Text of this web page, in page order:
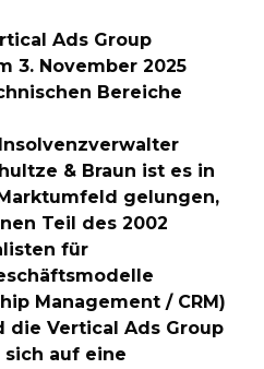
Ads Group
3. November 2025
Bereiche
& Braun ist es in
gelungen,
Teil des 2002
für
Management / CRM)
die Vertical Ads Group
sich auf eine